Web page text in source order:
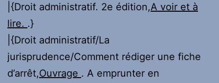
|{Droit administratif. 2e édition,A voir et à
lire. .}
|{Droit administratif/La
jurisprudence/Comment rédiger une fiche
d’arrêt,Ouvrage . A emprunter en